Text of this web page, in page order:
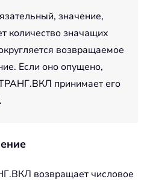
значение,
количество значащих
возвращаемое
Если оно опущено,
принимает его
возвращает числовое